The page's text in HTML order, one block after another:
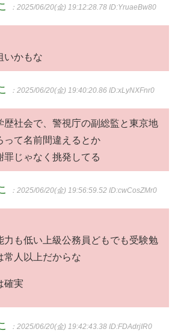
：2025/06/20(金) 19:12:28.78 ID:YruaeBw80
いかもな
：2025/06/20(金) 19:40:20.86 ID:xLyNXFnr0
歴社会で、警視庁の副総監と東京地
って名前間違えるとか
罪じゃなく挑発してる
：2025/06/20(金) 19:56:59.52 ID:cwCosZMr0
力も低い上級公務員どもでも受験勉
常人以上だからな
確実
：2025/06/20(金) 19:42:43.38 ID:FDAdrjIR0